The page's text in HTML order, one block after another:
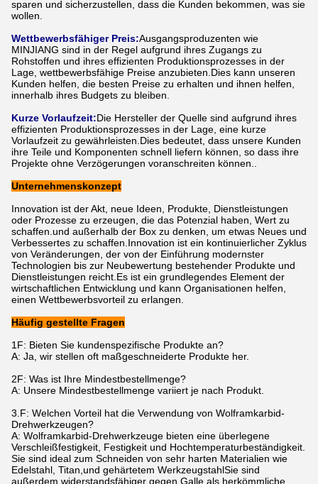
sparen und sicherzustellen, dass die Kunden bekommen, was sie
wollen.
Wettbewerbsfähiger Preis:Ausgangsproduzenten wie
MINJIANG sind in der Regel aufgrund ihres Zugangs zu
Rohstoffen und ihres effizienten Produktionsprozesses in der
Lage, wettbewerbsfähige Preise anzubieten.Dies kann unseren
Kunden helfen, die besten Preise zu erhalten und ihnen helfen,
innerhalb ihres Budgets zu bleiben.
Kurze Vorlaufzeit:Die Hersteller der Quelle sind aufgrund ihres
effizienten Produktionsprozesses in der Lage, eine kurze
Vorlaufzeit zu gewährleisten.Dies bedeutet, dass unsere Kunden
ihre Teile und Komponenten schnell liefern können, so dass ihre
Projekte ohne Verzögerungen voranschreiten können..
Unternehmenskonzept
Innovation ist der Akt, neue Ideen, Produkte, Dienstleistungen
oder Prozesse zu erzeugen, die das Potenzial haben, Wert zu
schaffen.und außerhalb der Box zu denken, um etwas Neues und
Verbessertes zu schaffen.Innovation ist ein kontinuierlicher Zyklus
von Veränderungen, der von der Einführung modernster
Technologien bis zur Neubewertung bestehender Produkte und
Dienstleistungen reicht.Es ist ein grundlegendes Element der
wirtschaftlichen Entwicklung und kann Organisationen helfen,
einen Wettbewerbsvorteil zu erlangen.
Häufig gestellte Fragen
1F: Bieten Sie kundenspezifische Produkte an?
A: Ja, wir stellen oft maßgeschneiderte Produkte her.
2F: Was ist Ihre Mindestbestellmenge?
A: Unsere Mindestbestellmenge variiert je nach Produkt.
3. F: Welchen Vorteil hat die Verwendung von Wolframkarbid-
Drehwerkzeugen?
A: Wolframkarbid-Drehwerkzeuge bieten eine überlegene
Verschleißfestigkeit, Festigkeit und Hochtemperaturbeständigkeit.
Sie sind ideal zum Schneiden von sehr harten Materialien wie
Edelstahl, Titan,und gehärtetem WerkzeugstahlSie sind
außerdem widerstandsfähiger gegen Galle als herkömmliche